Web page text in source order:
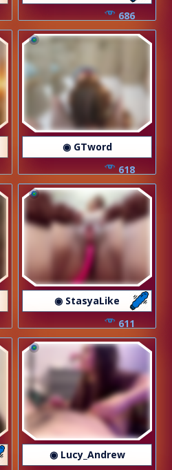
686
◉ GTword
618
◉ StasyaLike
611
◉ Lucy_Andrew